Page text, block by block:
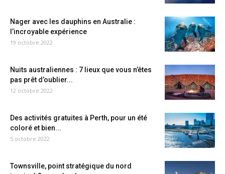
Nager avec les dauphins en Australie :
l’incroyable expérience
19 octobre 2022
Nuits australiennes : 7 lieux que vous n’êtes
pas prêt d’oublier...
12 octobre 2022
Des activités gratuites à Perth, pour un été
coloré et bien...
5 octobre 2022
Townsville, point stratégique du nord